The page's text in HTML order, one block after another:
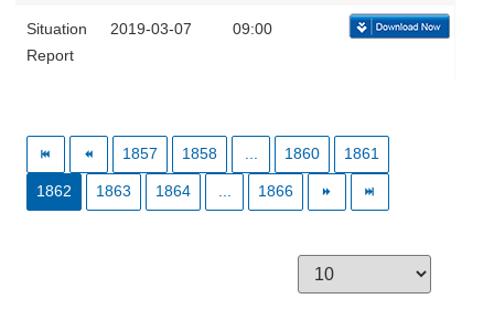
Situation
Report
2019-03-07 09:00
1857 1858 ... 1860 1861
1862 1863 1864 ... 1866